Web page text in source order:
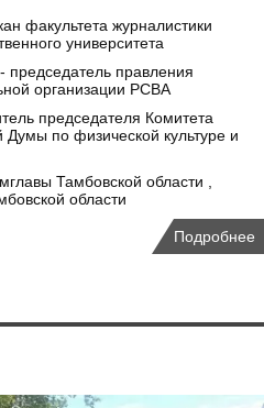
факультета журналистики
университета
правления
организации РСВА
председателя Комитета
Думы по физической культуре и
Тамбовской области ,
области
Подробнее